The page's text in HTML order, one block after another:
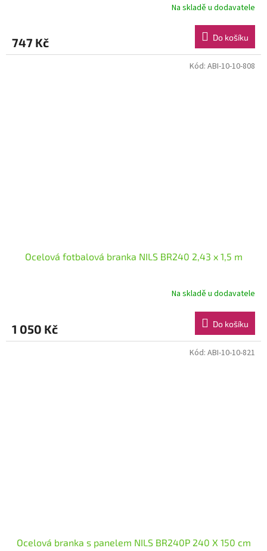
Na skladě u dodavatele
747 Kč Do košíku
Ocelová fotbalová branka NILS BR240 2,43 x 1,5 m
Na skladě u dodavatele
1 050 Kč Do košíku
Kód: ABI-10-10-808
Ocelová branka s panelem NILS BR240P 240 X 150 cm
Kód: ABI-10-10-821